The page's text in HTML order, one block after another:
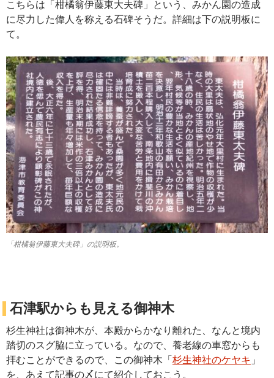
こちらは「柑橘翁伊藤東大夫碑」という、みかん園の造成
に尽力した偉人を称える石碑そうだ。詳細は下の説明板に
て。
「柑橘翁伊藤東大夫碑」の説明板。
石津駅からも見える御神木
杉生神社は御神木が、本殿からかなり離れた、なんと境内
踏切のスグ脇に立っている。なので、養老線の車窓からも
拝むことができるので、この御神木「 杉生神社のケヤキ 」
を、あえて記事の〆にて紹介しておこう。